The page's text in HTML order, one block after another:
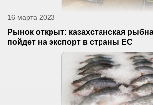
16 марта 2023
Рынок открыт: казахстанская
пойдет на экспорт в страны ЕС